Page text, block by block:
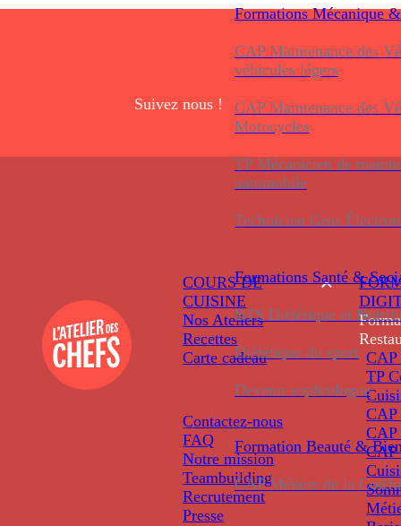
Formations Mécanique
CAP Maintenance des
véhicules légers
CAP Maintenance des
Motocycles
TP Mécanicien de
automobile
Technicien Gros
Formations Santé &
BTS Diététique et
Diététique du sport
Devenir sophrologue
Formation Beauté &
CAP Métiers de la
Suivez nous !
COURS DE
CUISINE
Nos Ateliers
Recettes
Carte cadeau
Contactez-nous
FAQ
Notre mission
Teambuilding
Recrutement
Presse
CAP
TP
CAP
CAP
CAP